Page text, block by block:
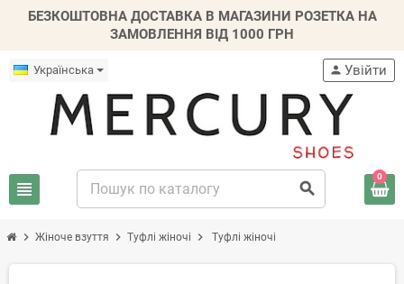
БЕЗКОШТОВНА ДОСТАВКА В МАГАЗИНИ РОЗЕТКА НА
ЗАМОВЛЕННЯ ВІД 1000 ГРН
Українська
view_headline search
person Увійти
0
chevron_right Жіноче взуття chevron_right Туфлі жіночі chevron_right Туфлі жіночі